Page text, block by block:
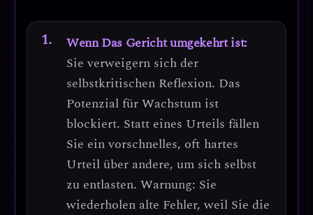
Wenn Das Gericht umgekehrt ist:
Sie verweigern sich der
selbstkritischen Reflexion. Das
Potenzial für Wachstum ist
blockiert. Statt eines Urteils fällen
Sie einvorschnelles, oft hartes
Urteil über andere, um sich selbst
zu entlasten. Warnung: Sie
wiederholen alte Fehler, weil Sie die